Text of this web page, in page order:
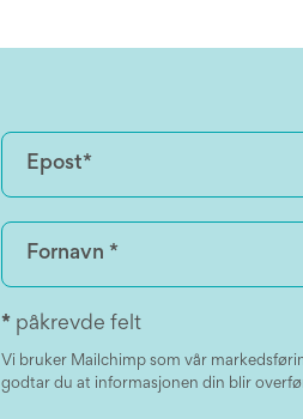
* påkrevde felt
Vi bruker Mailchimp som vår
godtar du at informasjonen din blir